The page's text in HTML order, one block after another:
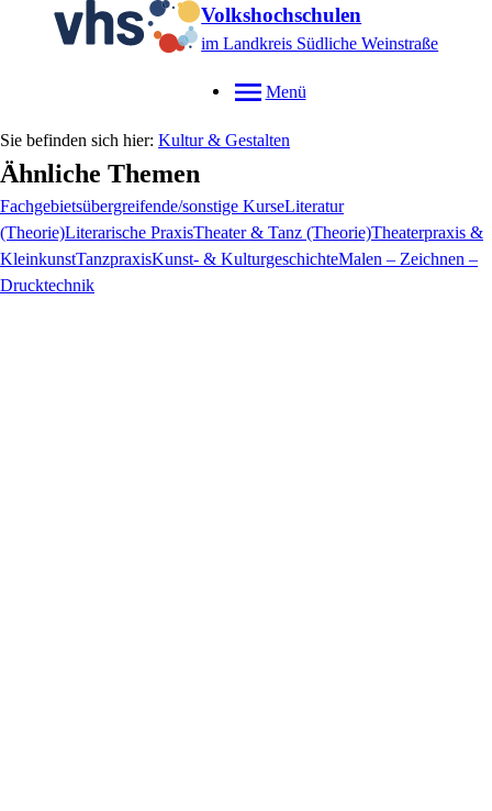
Volkshochschulen
im Landkreis Südliche Weinstraße
Menü
Kultur & Gestalten
Ähnliche Themen
Fachgebietsübergreifende/sonstige KurseLiteratur
(Theorie)Literarische PraxisTheater & Tanz (Theorie)Theaterpraxis &
KleinkunstTanzpraxisKunst- & KulturgeschichteMalen – Zeichnen –
Drucktechnik